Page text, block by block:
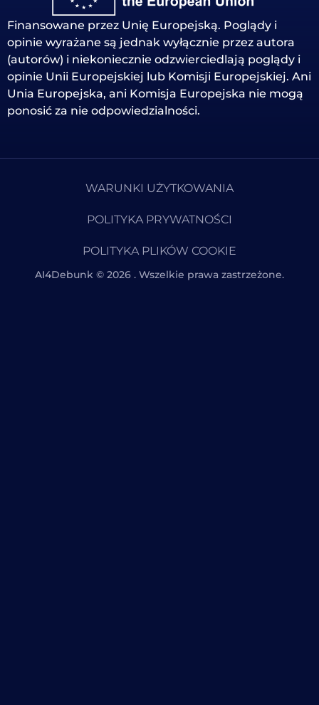
Finansowane przez Unię Europejską. Poglądy i
opinie wyrażane są jednak wyłącznie przez autora
(autorów) i niekoniecznie odzwierciedlają poglądy i
opinie Unii Europejskiej lub Komisji Europejskiej. Ani
Unia Europejska, ani Komisja Europejska nie mogą
ponosić za nie odpowiedzialności.
WARUNKI UŻYTKOWANIA
POLITYKA PRYWATNOŚCI
POLITYKA PLIKÓW COOKIE
AI4Debunk © 2026 . Wszelkie prawa zastrzeżone.